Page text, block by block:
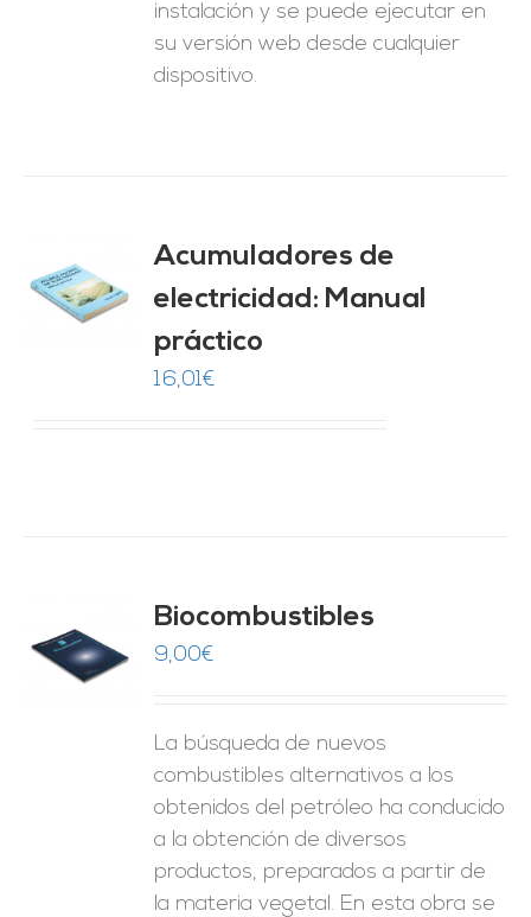
instalación y se puede ejecutar en
su versión web desde cualquier
dispositivo.
Acumuladores de
electricidad: Manual
práctico
16,01€
Biocombustibles
9,00€
La búsqueda de nuevos
combustibles alternativos a los
obtenidos del petróleo ha conducido
a la obtención de diversos
productos, preparados a partir de
la materia vegetal. En esta obra se